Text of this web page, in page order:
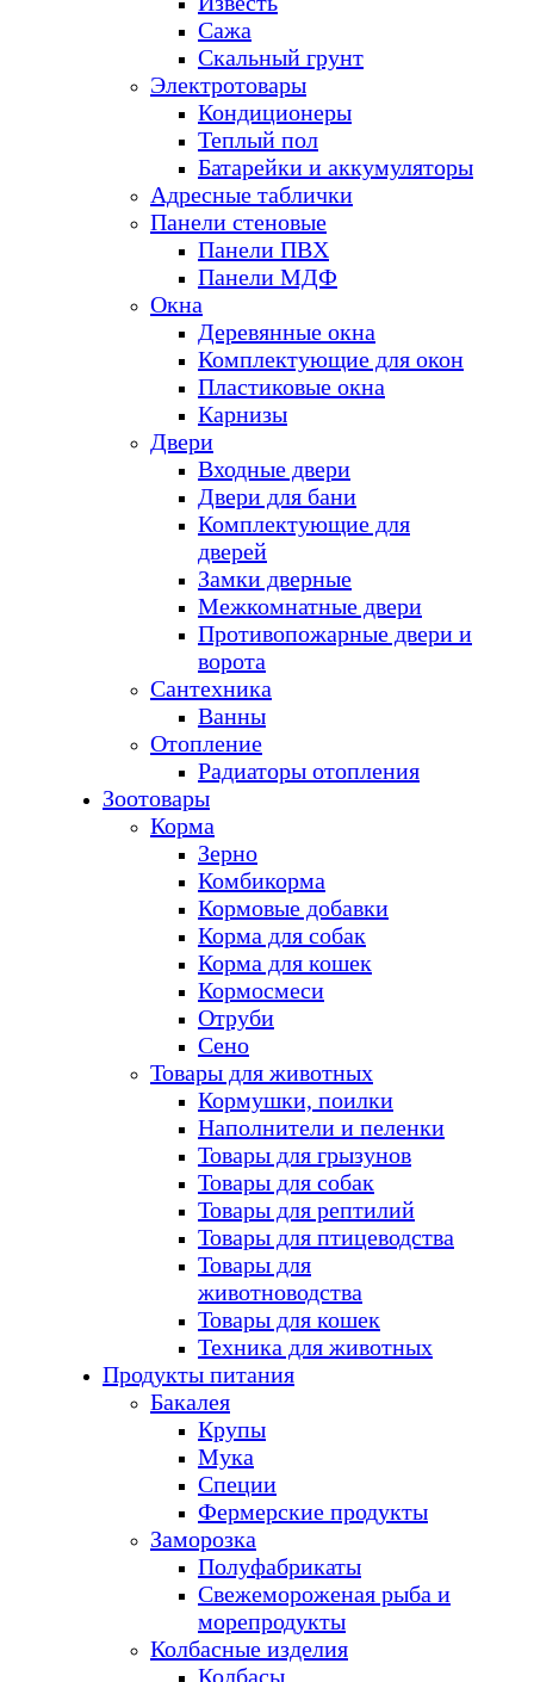
Сажа
Скальный грунт
Электротовары
Кондиционеры
Теплый пол
Батарейки и аккумуляторы
Адресные таблички
Панели стеновые
Панели ПВХ
Панели МДФ
Окна
Деревянные окна
Комплектующие для окон
Пластиковые окна
Карнизы
Двери
Входные двери
Двери для бани
Комплектующие для
дверей
Замки дверные
Межкомнатные двери
Противопожарные двери и
ворота
Сантехника
Ванны
Отопление
Радиаторы отопления
Зоотовары
Корма
Зерно
Комбикорма
Кормовые добавки
Корма для собак
Корма для кошек
Кормосмеси
Отруби
Сено
Товары для животных
Кормушки, поилки
Наполнители и пеленки
Товары для грызунов
Товары для собак
Товары для рептилий
Товары для птицеводства
Товары для
животноводства
Товары для кошек
Техника для животных
Продукты питания
Бакалея
Крупы
Мука
Специи
Фермерские продукты
Заморозка
Полуфабрикаты
Свежемороженая рыба и
морепродукты
Колбасные изделия
Колбасы